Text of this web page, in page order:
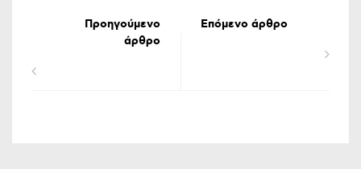
Προηγούμενο
άρθρο
Επόμενο άρθρο